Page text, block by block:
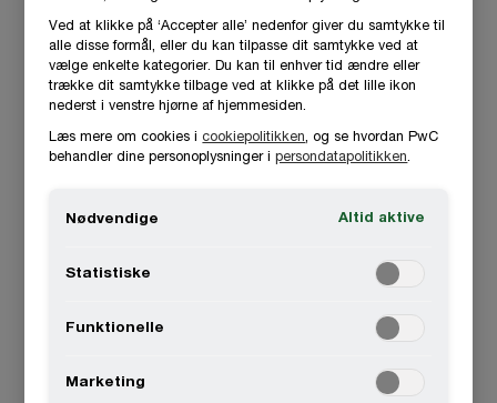
Ved at klikke på ‘Accepter alle’ nedenfor giver du samtykke til
alle disse formål, eller du kan tilpasse dit samtykke ved at
vælge enkelte kategorier. Du kan til enhver tid ændre eller
trække dit samtykke tilbage ved at klikke på det lille ikon
nederst i venstre hjørne af hjemmesiden.
Læs mere om cookies icookiepolitikken , og se hvordan PwC
behandler dine personoplysninger ipersondatapolitikken
Nødvendige Altid aktive
Statistiske
Funktionelle
Marketing